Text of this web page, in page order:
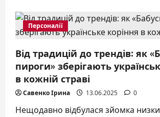
що
стали
опорою:
добірка
Ms
World
America
2025
та
коучки
Ковальової
Персоналії
Від традицій до трендів: як
пироги» зберігають
в кожній страві
Савенко Ірина 13.06.2025 0
Нещодавно відбулася зйомка